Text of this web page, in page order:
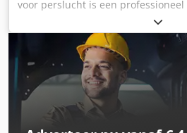
voor perslucht is een
dat is ontworpen voor de
waterdamp en oliedeeltjes uit
Door gebruik te maken van
garandeert de koeldroger een
apparaten die op perslucht
levensduur en betrouwbaarheid
een ideale oplossing voor